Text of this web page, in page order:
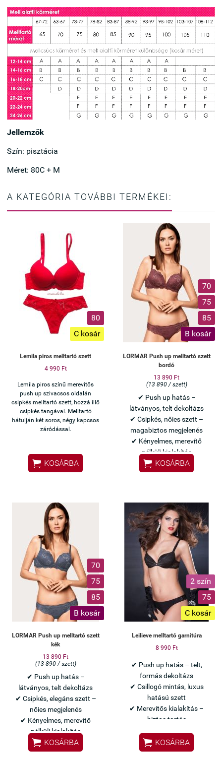
Jellemzők
Szín: pisztácia
Méret: 80C + M
A KATEGÓRIA TOVÁBBI TERMÉKEI:
80
C kosár
Lemila piros melltartó szett
4 990 Ft
Lemila piros színű merevítős
push up szivacsos oldalán
csipkés melltartó szett, hozzá illő
csipkés tangával. Melltartó
hátulján két soros, négy kapcsos
záródással.
 KOSÁRBA
70
75
85
B kosár
LORMAR Push up melltartó szett
bordó
13 890 Ft
(13 890 / szett)
✔ Push up hatás –
látványos, telt dekoltázs
✔ Csipkés, nőies szett –
magabiztos megjelenés
✔ Kényelmes, merevítő
nélküli kialakítás
Olasz Lormar minőség
 KOSÁRBA
70
75
85
B kosár
LORMAR Push up melltartó szett
kék
13 890 Ft
(13 890 / szett)
✔ Push up hatás –
látványos, telt dekoltázs
✔ Csipkés, elegáns szett –
nőies megjelenés
✔ Kényelmes, merevítő
nélküli kialakítás
Olasz Lormar minőség
 KOSÁRBA
2 szín
75
C kosár
Leilieve melltartó garnitúra
8 990 Ft
✔ Push up hatás – telt,
formás dekoltázs
✔ Csillogó mintás, luxus
hatású szett
✔ Merevítős kialakítás –
biztos tartás
Olasz Leilieve minőség
Elegáns és csábító szett –
 KOSÁRBA